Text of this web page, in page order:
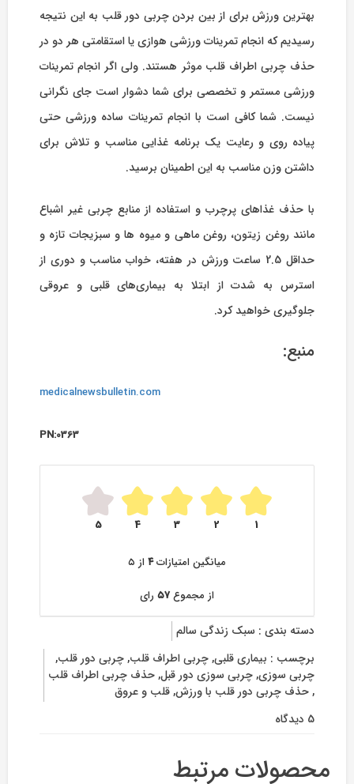
بهترین ورزش برای از بین بردن چربی دور قلب به این نتیجه
رسیدیم که انجام تمرینات ورزشی هوازی یا استقامتی هر دو در
حذف چربی اطراف قلب موثر هستند. ولی اگر انجام تمرینات
ورزشی مستمر و تخصصی برای شما دشوار است جای نگرانی
نیست. شما کافی است با انجام تمرینات ساده ورزشی حتی
پیاده روی و رعایت یک برنامه غذایی مناسب و تلاش برای
داشتن وزن مناسب به این اطمینان برسید.
با حذف غذاهای پرچرب و استفاده از منابع چربی غیر اشباع
مانند روغن زیتون، روغن ماهی و میوه ها و سبزیجات تازه و
حداقل 2.5 ساعت ورزش در هفته، خواب مناسب و دوری از
استرس به شدت از ابتلا به بیماری‌های قلبی و عروقی
جلوگیری خواهید کرد.
منبع:
medicalnewsbulletin.com
PN:0363
5 4 3 2 1
میانگین امتیازات۴ از ۵
از مجموع۵۷ رای
دسته بندی : سبک زندگی سالم
برچسب : بیماری قلبی,چربی اطراف قلب,چربی دور قلب,
چربی سوزی,چربی سوزی دور قبل,حذف چربی اطراف قلب
,حذف چربی دور قلب با ورزش,قلب و عروق
5 دیدگاه
ورزش
برای
محصولات مرتبط